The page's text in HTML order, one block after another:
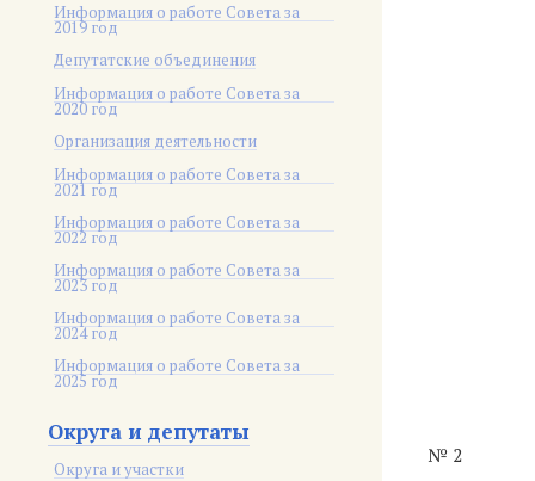
Информация о работе Совета за
2019 год
Депутатские объединения
Информация о работе Совета за
2020 год
Организация деятельности
Информация о работе Совета за
2021 год
Информация о работе Совета за
2022 год
Информация о работе Совета за
2023 год
Информация о работе Совета за
2024 год
Информация о работе Совета за
2025 год
Округа и депутаты
Округа и участки
№ 2